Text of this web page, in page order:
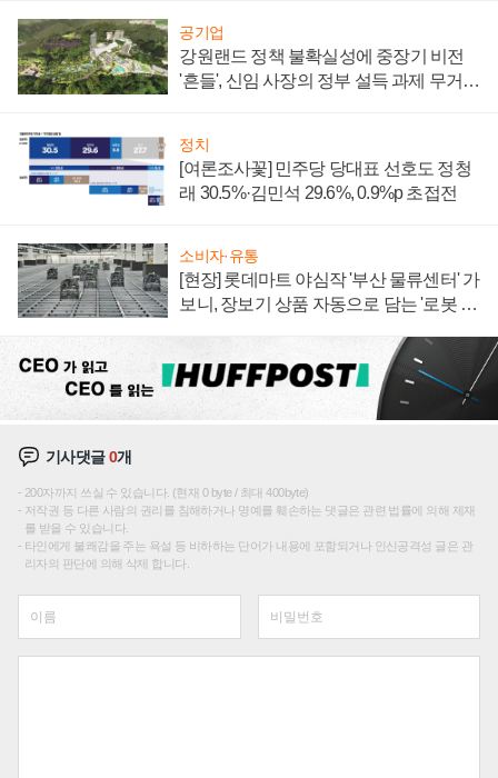
공기업
강원랜드 정책 불확실성에 중장기 비전
'흔들', 신임 사장의 정부 설득 과제 무거워
정치
[여론조사꽃] 민주당 당대표 선호도 정청
래 30.5%·김민석 29.6%, 0.9%p 초접전
소비자·유통
[현장] 롯데마트 야심작 '부산 물류센터' 가
보니, 장보기 상품 자동으로 담는 '로봇 40
기사댓글0개
200자까지 쓰실 수 있습니다. (현재 0 byte / 최대 400byte)
저작권 등 다른 사람의 권리를 침해하거나 명예를 훼손하는 댓글은 관련 법률에 의해 제재
를 받을 수 있습니다.
타인에게 불쾌감을 주는 욕설 등 비하하는 단어가 내용에 포함되거나 인신공격성 글은 관
리자의 판단에 의해 삭제 합니다.